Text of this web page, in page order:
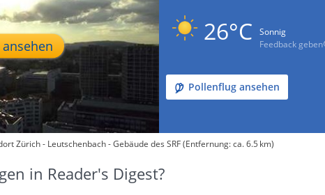
26°C
Sonnig
Feedback geben
Pollenflug ansehen
Zürich - Leutschenbach - Gebäude des SRF (Entfernung: ca. 6.5 km)
in Reader's Digest?